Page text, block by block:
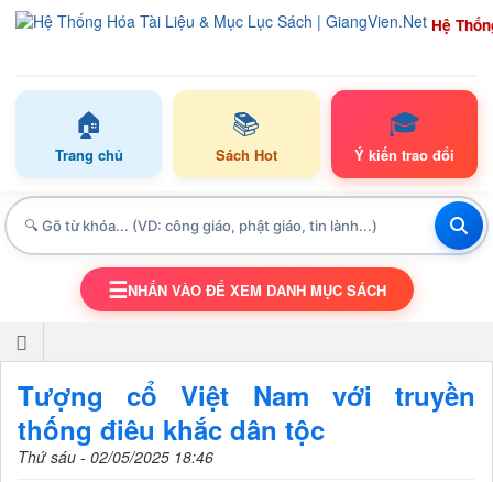
Hệ
🏠
Trang chủ
📚
Sách Hot
🎓
Ý kiến trao đổi
TOGGLE NAVIGATION
☰NHẤN VÀO ĐỂ XEM DANH MỤC SÁCH
Tượng cổ Việt Nam với truyền
thống điêu khắc dân tộc
Thứ sáu - 02/05/2025 18:46